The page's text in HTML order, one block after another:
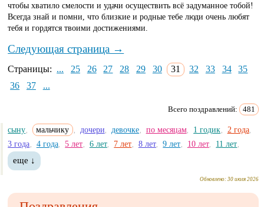
чтобы хватило смелости и удачи осуществить всё задуманное тобой!
Всегда знай и помни, что близкие и родные тебе люди очень любят
тебя и гордятся твоими достижениями.
Следующая страница →
Страницы: ... 25 26 27 28 29 30 31 32 33 34
35
36
37 ...
Всего поздравлений: 481
сыну мальчику дочери девочке по месяцам 1 годик 2 года
3 года 4 года 5 лет 6 лет 7 лет 8 лет 9 лет 10 лет 11 лет
еще ↓
Обновлено:30 июля 2026